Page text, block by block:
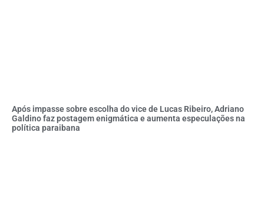
Após impasse sobre escolha do vice de Lucas Ribeiro, Adriano
Galdino faz postagem enigmática e aumenta especulações na
política paraibana